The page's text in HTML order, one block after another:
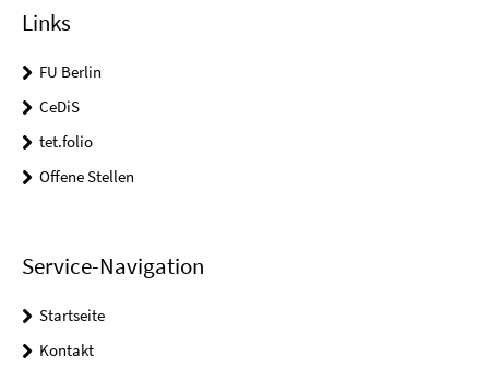
Links
FU Berlin
CeDiS
tet.folio
Offene Stellen
Service-Navigation
Startseite
Kontakt